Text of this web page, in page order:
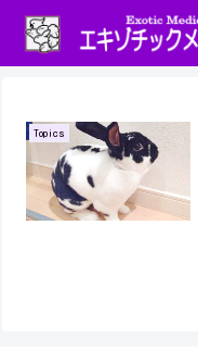
Topics